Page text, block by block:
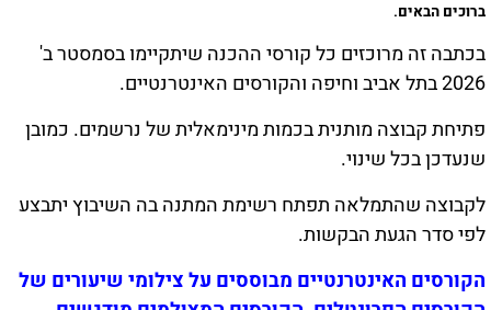
ברוכים הבאים.
בכתבה זה מרוכזים כל קורסי ההכנה שיתקיימו בסמסטר ב'
2026 בתל אביב וחיפה והקורסים האינטרנטיים.
פתיחת קבוצה מותנית בכמות מינימאלית של נרשמים. כמובן
שנעדכן בכל שינוי.
לקבוצה שהתמלאה תפתח רשימת המתנה בה השיבוץ יתבצע
לפי סדר הגעת הבקשות.
הקורסים האינטרנטיים מבוססים על צילומי שיעורים של